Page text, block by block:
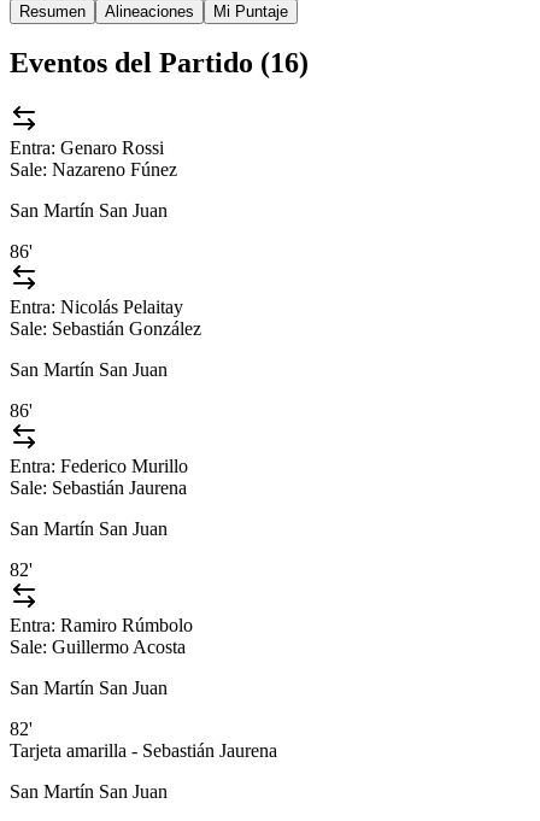
Resumen Alineaciones Mi Puntaje
Eventos del Partido (16)
Entra: Genaro Rossi
Sale: Nazareno Fúnez
San Martín San Juan
86'
Entra: Nicolás Pelaitay
Sale: Sebastián González
San Martín San Juan
86'
Entra: Federico Murillo
Sale: Sebastián Jaurena
San Martín San Juan
82'
Entra: Ramiro Rúmbolo
Sale: Guillermo Acosta
San Martín San Juan
82'
Tarjeta amarilla - Sebastián Jaurena
San Martín San Juan